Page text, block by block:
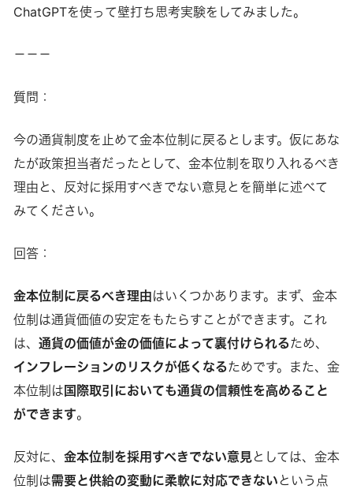
ChatGPTを使って壁打ち思考実験をしてみました。
－－－
質問：
今の通貨制度を止めて金本位制に戻るとします。仮にあな
たが政策担当者だったとして、金本位制を取り入れるべき
理由と、反対に採用すべきでない意見とを簡単に述べて
みてください。
回答：
金本位制に戻るべき理由はいくつかあります。まず、金本
位制は通貨価値の安定をもたらすことができます。これ
は、 通貨の価値が金の価値によって裏付けられるため、
インフレーションのリスクが低くなるためです。また、金
本位制は国際取引においても通貨の信頼性を高めること
ができます。
反対に、 金本位制を採用すべきでない意見としては、金本
位制は需要と供給の変動に柔軟に対応できない という点